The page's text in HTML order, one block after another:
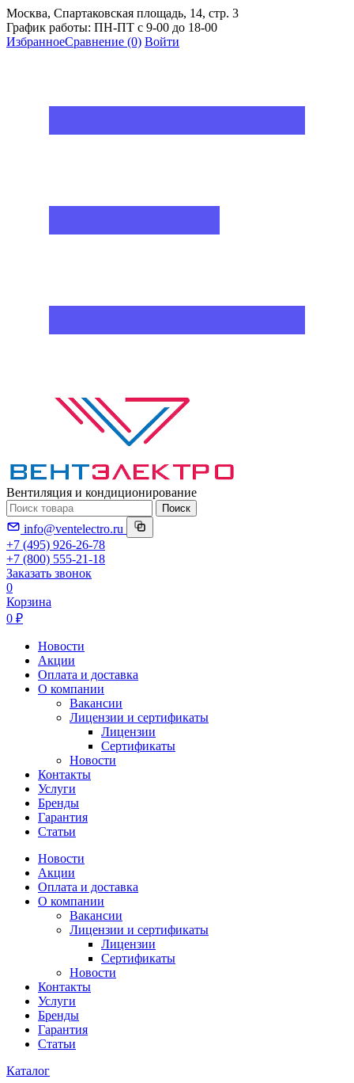
Москва, Спартаковская площадь, 14, стр. 3
График работы: ПН-ПТ с 9-00 до 18-00
ИзбранноеСравнение (0) Войти
Вентиляция и кондиционирование
Поиск
info@ventelectro.ru
+7 (495) 926-26-78
+7 (800) 555-21-18
Заказать звонок
0
Корзина
0 ₽
Новости
Акции
Оплата и доставка
О компании
Вакансии
Лицензии и сертификаты
Лицензии
Сертификаты
Новости
Контакты
Услуги
Бренды
Гарантия
Статьи
Новости
Акции
Оплата и доставка
О компании
Вакансии
Лицензии и сертификаты
Лицензии
Сертификаты
Новости
Контакты
Услуги
Бренды
Гарантия
Статьи
Каталог